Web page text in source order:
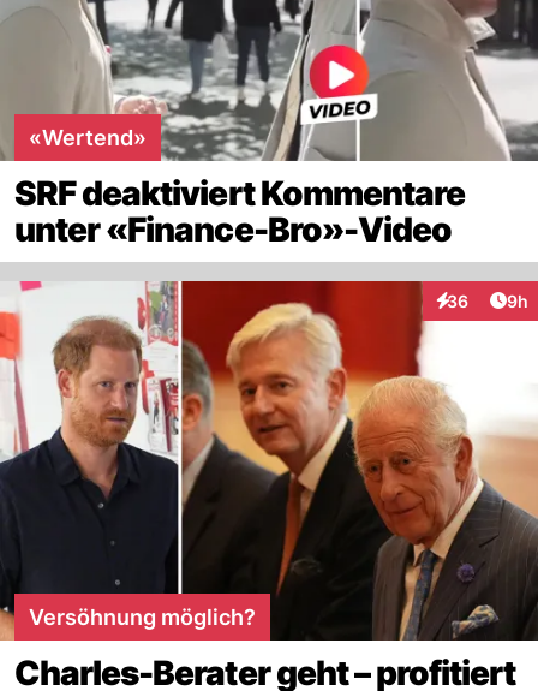
«Wertend»
SRF deaktiviert Kommentare
unter «Finance-Bro»-Video
36
Interaktionen
9h
Versöhnung möglich?
Charles-Berater geht – profitiert